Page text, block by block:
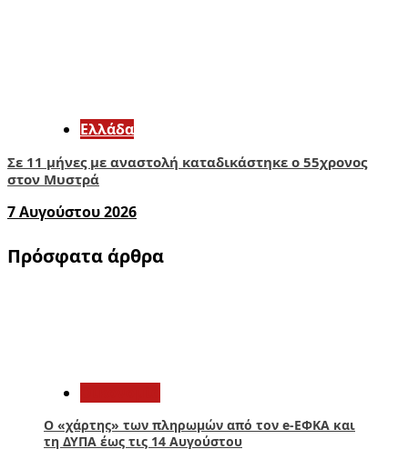
Ελλάδα
Σε 11 μήνες με αναστολή καταδικάστηκε ο 55χρονος
στον Μυστρά
7 Αυγούστου 2026
Πρόσφατα άρθρα
Ο «χάρτης» των πληρωμών από τον e-ΕΦΚΑ και
τη ΔΥΠΑ έως τις 14 Αυγούστου